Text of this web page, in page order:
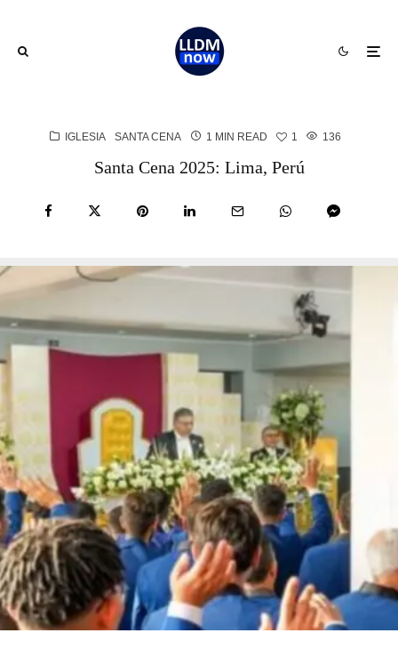
IGLESIA SANTA CENA 1 MIN READ 1 136
Santa Cena 2025: Lima, Perú